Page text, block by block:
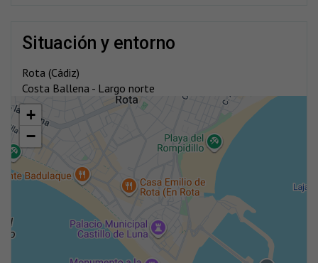
situación y entorno
Rota (Cádiz)
Costa Ballena - Largo norte
+
−